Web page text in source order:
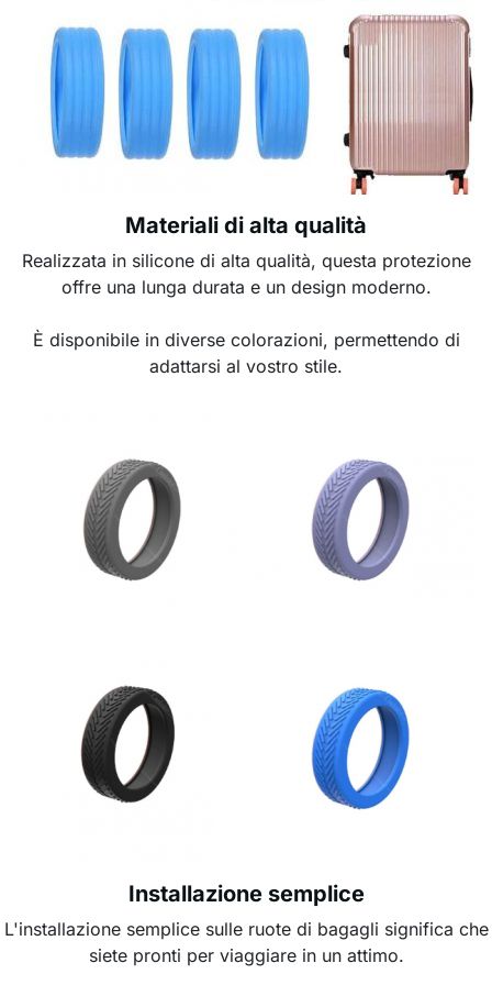
Materiali di alta qualità
Realizzata in silicone di alta qualità, questa protezione
offre una lunga durata e un design moderno.
È disponibile in diverse colorazioni, permettendo di
adattarsi al vostro stile.
Installazione semplice
L'installazione semplice sulle ruote di bagagli significa che
siete pronti per viaggiare in un attimo.